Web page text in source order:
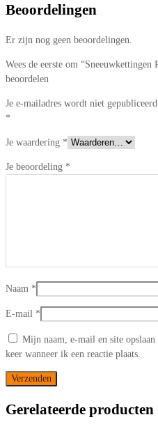
Beoordelingen
Er zijn nog geen beoordelingen.
Wees de eerste om
beoordelen
Je e-mailadres wordt niet
*
Je waardering *
Je beoordeling *
Naam *
E-mail *
Mijn naam, e-mail en site
keer wanneer ik een reactie plaats.
Gerelateerde producten